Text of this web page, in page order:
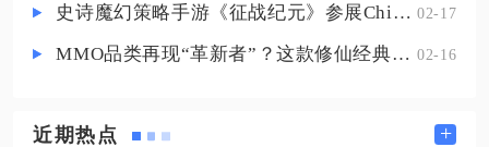
史诗魔幻策略手游《征战纪元》参展ChinaJoy，SLG与放置融合玩法来袭 02-17
MMO品类再现“革新者”？这款修仙经典IP产品在尝试破局 02-16
近期热点 +